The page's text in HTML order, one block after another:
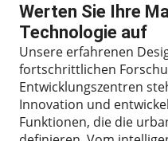
Werten Sie Ihre
Technologie auf
Unsere erfahrenen
fortschrittlichen
Entwicklungszentren
Innovation und
Funktionen, die die